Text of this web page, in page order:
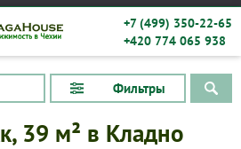
+7 (499) 350-22-65
+420 774 065 938
Фильтры
39 м² в Кладно